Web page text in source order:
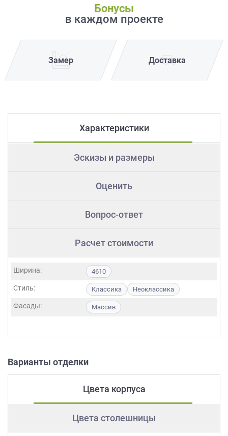
Бонусы
в каждом проекте
Замер Доставка
Характеристики
Эскизы и размеры
Оценить
Вопрос-ответ
Расчет стоимости
Ширина: 4610
Стиль: Классика Неоклассика
Фасады: Массив
Варианты отделки
Цвета корпуса
Цвета столешницы